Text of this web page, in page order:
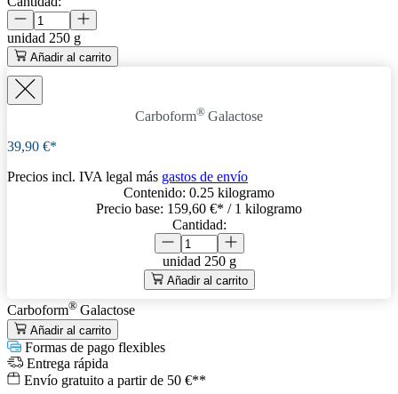
unidad 250 g
Añadir al carrito
Carboform® Galactose
39,90 €*
Precios incl. IVA legal más gastos de envío
Contenido: 0.25 kilogramo
Precio base: 159,60 €* / 1 kilogramo
Cantidad:
unidad 250 g
Añadir al carrito
Carboform® Galactose
Añadir al carrito
Formas de pago flexibles
Entrega rápida
Envío gratuito a partir de 50 €**